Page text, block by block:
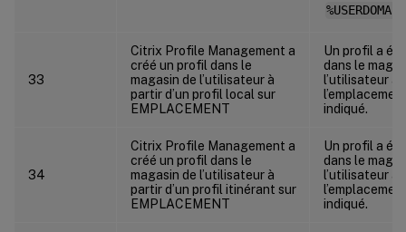
33
Citrix Profile Management a
créé un profil dans le
magasin de l’utilisateur à
partir d’un profil local sur
EMPLACEMENT
Un profil a
dans le
l’utilisateur à
indiqué.
34
Citrix Profile Management a
créé un profil dans le
magasin de l’utilisateur à
partir d’un profil itinérant sur
EMPLACEMENT
Un profil a
dans le
l’utilisateur à
indiqué.